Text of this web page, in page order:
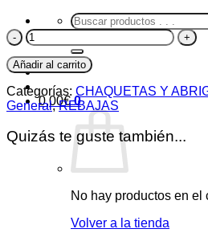
Buscar
por:
0,00€ 0
No hay productos en el
Volver a la tienda
Bomber
Teide
cantidad
Añadir al carrito
Categorías: CHAQUETAS Y
General,REBAJAS
Quizás te guste también...